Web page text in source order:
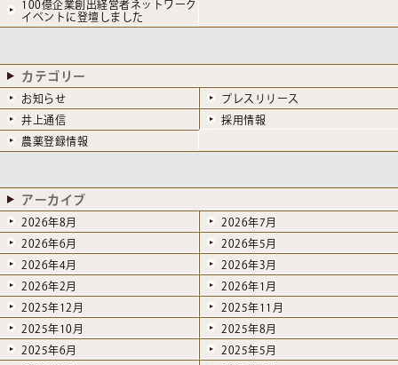
100億企業創出経営者ネットワーク
イベントに登壇しました
カテゴリー
お知らせ
プレスリリース
井上通信
採用情報
農薬登録情報
アーカイブ
2026年8月
2026年7月
2026年6月
2026年5月
2026年4月
2026年3月
2026年2月
2026年1月
2025年12月
2025年11月
2025年10月
2025年8月
2025年6月
2025年5月